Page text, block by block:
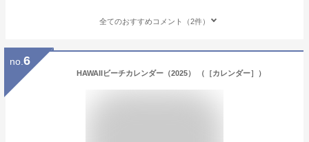
全てのおすすめコメント（2件）
no. 6
HAWAIIビーチカレンダー（2025） （［カレンダー］）